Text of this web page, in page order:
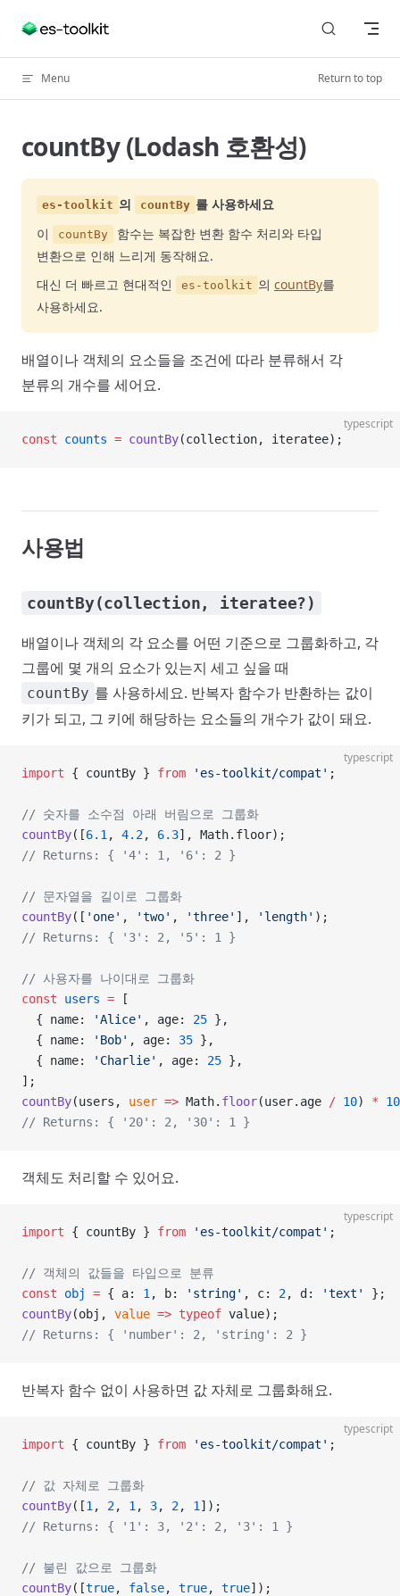
Skip to content
Menu Return to top
countBy (Lodash 호환성)
es-toolkit 의 countBy 를 사용하세요
이
countBy
함수는 복잡한 변환 함수 처리와 타입
변환으로 인해 느리게 동작해요.
대신 더 빠르고 현대적인
es-toolkit 의 countBy를
사용하세요.
배열이나 객체의 요소들을 조건에 따라 분류해서 각
분류의 개수를 세어요.
typescript
const counts = countBy(collection, iteratee);
사용법
countBy(collection, iteratee?)
배열이나 객체의 각 요소를 어떤 기준으로 그룹화하고, 각
그룹에 몇 개의 요소가 있는지 세고 싶을 때
countBy 를 사용하세요. 반복자 함수가 반환하는 값이
키가 되고, 그 키에 해당하는 요소들의 개수가 값이 돼요.
typescript
import { countBy } from 'es-toolkit/compat' ;
// 숫자를 소수점 아래 버림으로 그룹화
countBy([6.1 , 4.2, 6.3], Math.floor);
// Returns: { '4': 1, '6': 2 }
// 문자열을 길이로 그룹화
countBy([ 'one' , 'two' , 'three' ], 'length' );
// Returns: { '3': 2, '5': 1 }
// 사용자를 나이대로 그룹화
const users = [
  { name:
'Alice' , age: 25 },
  { name:
'Bob' , age: 35 },
  { name:
'Charlie' , age: 25 },
];
countBy(users, user => Math. floor(user.age / 10) * 10
// Returns: { '20': 2, '30': 1 }
객체도 처리할 수 있어요.
typescript
import { countBy } from 'es-toolkit/compat' ;
// 객체의 값들을 타입으로 분류
const obj = { a: 1 , b: 'string' , c: 2, d: 'text'
};
countBy(obj, value => typeof value);
// Returns: { 'number': 2, 'string': 2 }
반복자 함수 없이 사용하면 값 자체로 그룹화해요.
typescript
import { countBy } from 'es-toolkit/compat' ;
// 값 자체로 그룹화
countBy([1 , 2, 1 , 3, 2, 1 ]);
// Returns: { '1': 3, '2': 2, '3': 1 }
// 불린 값으로 그룹화
countBy([true, false, true, true]);